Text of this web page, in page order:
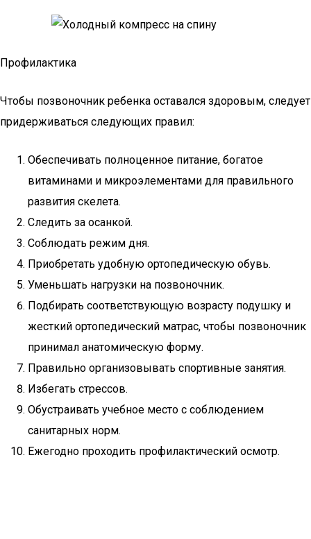
Профилактика
Чтобы позвоночник ребенка оставался здоровым, следует
придерживаться следующих правил:
Обеспечивать полноценное питание, богатое
витаминами и микроэлементами для правильного
развития скелета.
Следить за осанкой.
Соблюдать режим дня.
Приобретать удобную ортопедическую обувь.
Уменьшать нагрузки на позвоночник.
Подбирать соответствующую возрасту подушку и
жесткий ортопедический матрас, чтобы позвоночник
принимал анатомическую форму.
Правильно организовывать спортивные занятия.
Избегать стрессов.
Обустраивать учебное место с соблюдением
санитарных норм.
Ежегодно проходить профилактический осмотр.